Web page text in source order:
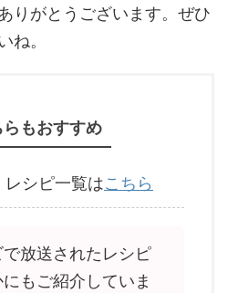
りがとうございます。ぜひ
ね。
らもおすすめ
シピ一覧はこちら
で放送されたレシピ
もご紹介していま